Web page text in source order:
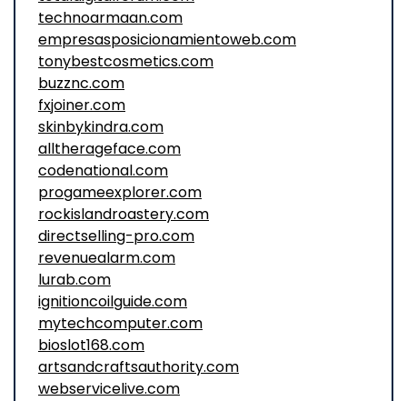
technoarmaan.com
empresasposicionamientoweb.com
tonybestcosmetics.com
buzznc.com
fxjoiner.com
skinbykindra.com
alltherageface.com
codenational.com
progameexplorer.com
rockislandroastery.com
directselling-pro.com
revenuealarm.com
lurab.com
ignitioncoilguide.com
mytechcomputer.com
bioslot168.com
artsandcraftsauthority.com
webservicelive.com